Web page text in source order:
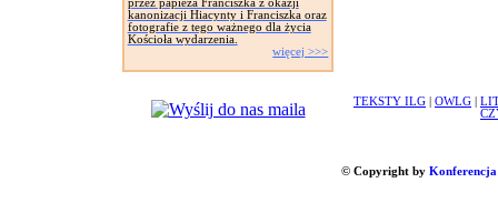
przez papieża Franciszka z okazji
kanonizacji Hiacynty i Franciszka oraz
fotografie z tego ważnego dla życia
Kościoła wydarzenia.
więcej >>>
TEKSTY ILG OWLG
© Copyright by Konferencja